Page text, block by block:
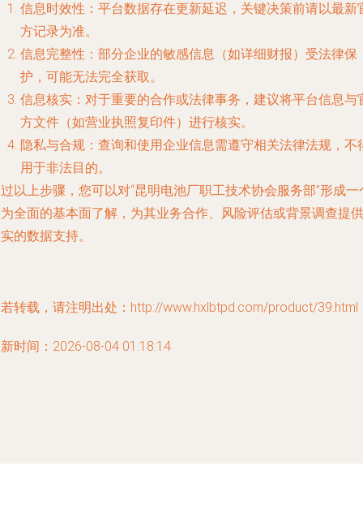
信息时效性 ：平台数据存在更新延迟，关键决策前请以最新
方记录为准。
信息完整性 ：部分企业的敏感信息（如详细财报）受法律保
护，可能无法完全获取。
信息核实 ：对于重要的合作或法律事务，建议将平台信息与
方文件（如营业执照复印件）进行核实。
隐私与合规 ：查询和使用企业信息需遵守相关法律法规，不
用于非法目的。
以上步骤，您可以对“昆明电池厂职工技术协会服务部”形成一
全面的基本面了解，为其业务合作、风险评估或背景调查提供
的数据支持。
转载，请注明出处：http://www.hxlbtpd.com/product/39.html
时间：2026-08-04 01:18:14